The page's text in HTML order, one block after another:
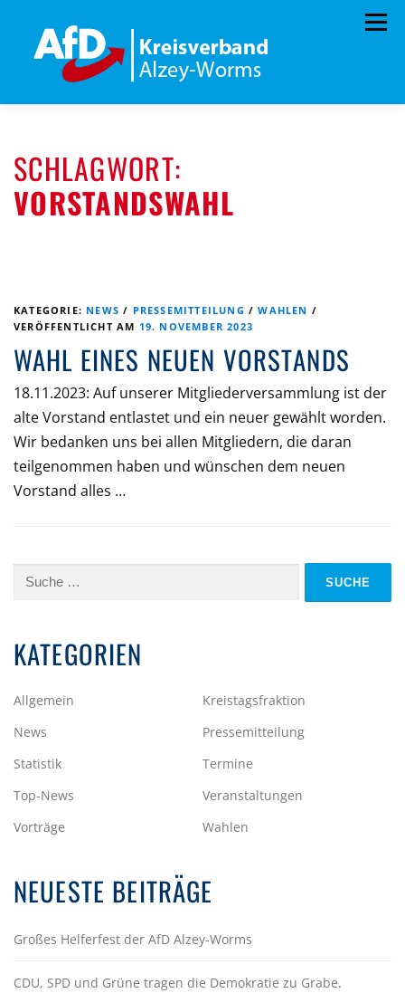
springen
Menü
TERMINE PROGRAMM
MITGLIED WERDEN SPENDEN
SCHLAGWORT:
VORSTANDSWAHL
KATEGORIE: NEWS / PRESSEMITTEILUNG /WAHLEN /
VERÖFFENTLICHT AM 19. NOVEMBER 2023
WAHL EINES NEUEN VORSTANDS
18.11.2023: Auf unserer Mitgliederversammlung ist der
alte Vorstand entlastet und ein neuer gewählt worden.
Wir bedanken uns bei allen Mitgliedern, die daran
teilgenommen haben und wünschen dem neuen
Vorstand alles …
Suche
KATEGORIEN
Allgemein
Kreistagsfraktion
News
Pressemitteilung
Statistik
Termine
Top-News
Veranstaltungen
Vorträge
Wahlen
NEUESTE BEITRÄGE
Großes Helferfest der AfD Alzey-Worms
CDU, SPD und Grüne tragen die Demokratie zu Grabe.